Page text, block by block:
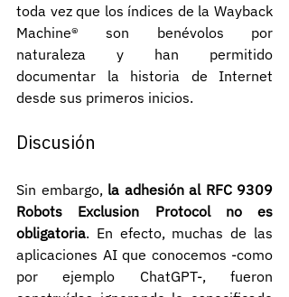
toda vez que los índices de la Wayback
Machine® son benévolos por
naturaleza y han permitido
documentar la historia de Internet
desde sus primeros inicios.
Discusión
Sin embargo, la adhesión al RFC 9309
Robots Exclusion Protocol no es
obligatoria. En efecto, muchas de las
aplicaciones AI que conocemos -como
por ejemplo ChatGPT-, fueron